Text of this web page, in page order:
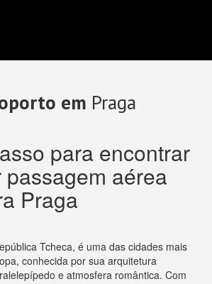
em Praga
para encontrar
aérea
Praga
Tcheca, é uma das cidades mais
conhecida por sua arquitetura
e atmosfera romântica. Com